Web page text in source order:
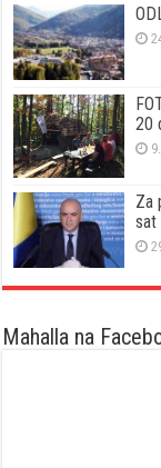
20
Za
sat
Mahalla na